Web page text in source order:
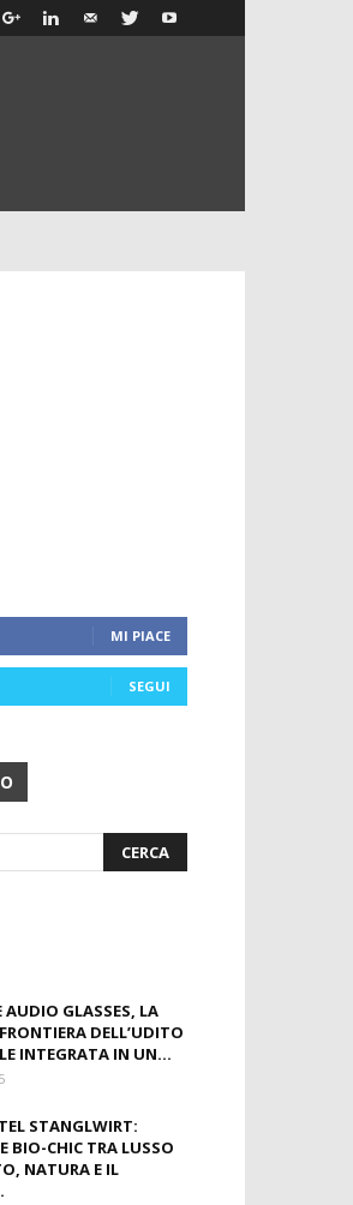
MI PIACE
SEGUI
AUDIO GLASSES, LA
DELL’UDITO
INTEGRATA IN UN...
STANGLWIRT:
BIO-CHIC TRA LUSSO
NATURA E IL